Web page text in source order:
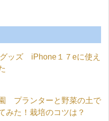
ッズ iPhone１７eに使え
プランターと野菜の土で
みた！栽培のコツは？